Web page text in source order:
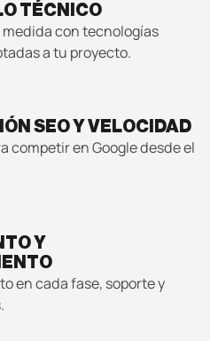
TÉCNICO
con tecnologías
a tu proyecto.
SEO Y VELOCIDAD
competir en Google desde el
Y
en cada fase, soporte y